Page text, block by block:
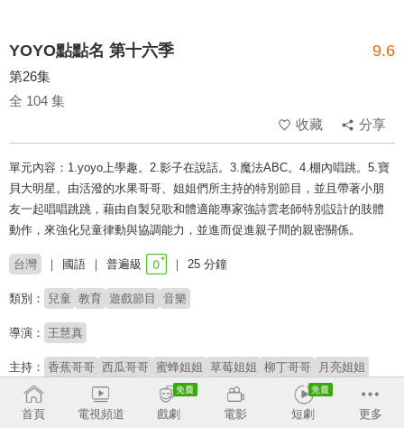
YOYO點點名 第十六季 9.6
第26集
全 104 集
收藏
分享
單元內容：1.yoyo上學趣。2.影子在說話。3.魔法ABC。4.棚內唱跳。5.寶
貝大明星。由活潑的水果哥哥、姐姐們所主持的特別節目，並且帶著小朋
友一起唱唱跳跳，藉由自製兒歌和體適能專家強詩雲老師特別設計的肢體
動作，來強化兒童律動與協調能力，並進而促進親子間的親密關係。
台灣 國語 普遍級 25 分鐘
類別： 兒童 教育 遊戲節目 音樂
導演： 王慧真
主持： 香蕉哥哥 西瓜哥哥 蜜蜂姐姐 草莓姐姐 柳丁哥哥
月亮姐姐
太陽哥哥 彩虹姐姐 雲朵姐姐 杰希哥哥 橘子姐姐
KIWI姐姐
櫻桃姐姐 番茄姐姐 YOYOMAN家族 阿嗚
首頁 電視頻道 戲劇 電影 短劇 更多